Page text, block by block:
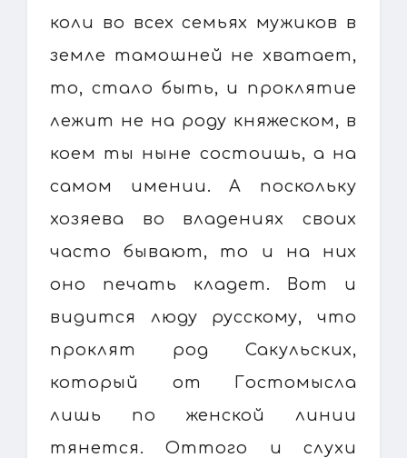
коли во всех семьях мужиков в
земле тамошней не хватает,
то, стало быть, и проклятие
лежит не на роду княжеском, в
коем ты ныне состоишь, а на
самом имении. А поскольку
хозяева во владениях своих
часто бывают, то и на них
оно печать кладет. Вот и
видится люду русскому, что
проклят род Сакульских,
который от Гостомысла
лишь по женской линии
тянется. Оттого и слухи